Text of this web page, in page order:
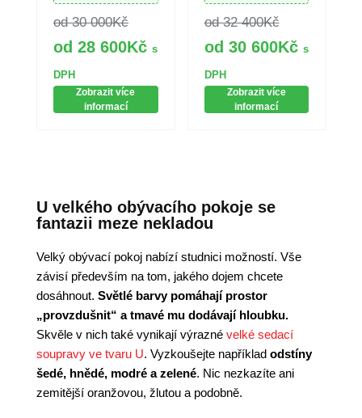
30 000Kč
28 600Kč s
DPH
Zobrazit více
informací
32 400Kč
30 600Kč s
DPH
Zobrazit více
informací
U velkého obývacího pokoje se
fantazii meze nekladou
Velký obývací pokoj nabízí studnici možností. Vše
závisí především na tom, jakého dojem chcete
dosáhnout. Světlé barvy pomáhají prostor
„provzdušnit“ a tmavé mu dodávají hloubku.
Skvěle v nich také vynikají výrazné velké sedací
soupravy ve tvaru U. Vyzkoušejte například odstíny
šedé, hnědé, modré a zelené. Nic nezkazíte ani
zemitější oranžovou, žlutou a podobně.